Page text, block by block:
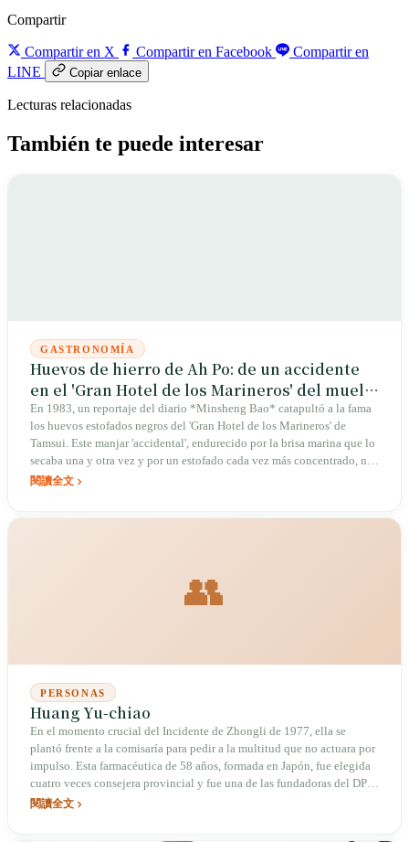
Compartir
Compartir en X Compartir en Facebook
Compartir en
LINE
Copiar enlace
Lecturas relacionadas
También te puede interesar
GASTRONOMÍA
Huevos de hierro de Ah Po: de un accidente
en el 'Gran Hotel de los Marineros' del muelle
de ferry a la memoria colectiva más dura de
Tamsui
En 1983, un reportaje del diario *Minsheng Bao* catapultó a la fama
los huevos estofados negros del 'Gran Hotel de los Marineros' de
Tamsui. Este manjar 'accidental', endurecido por la brisa marina que lo
secaba una y otra vez y por un estofado cada vez más concentrado, no
solo fue testigo del auge y caída del muelle de ferry de Tamsui, sino
閱讀全文
👥
PERSONAS
Huang Yu-chiao
En el momento crucial del Incidente de Zhongli de 1977, ella se
plantó frente a la comisaría para pedir a la multitud que no actuara por
impulso. Esta farmacéutica de 58 años, formada en Japón, fue elegida
cuatro veces consejera provincial y fue una de las fundadoras del DPP,
pero ha sido largamente ignorada en la narrativa histórica.
閱讀全文